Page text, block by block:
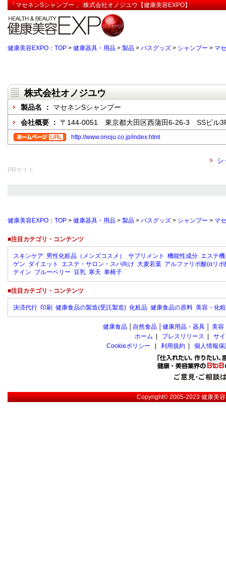
「マセネンSシャンプー 」:株式会社オノジユウ【健康美容EXPO】
健康美容EXPO：TOP > 健康器具・用品 > 製品 > バスグッズ > シャンプー > マ
株式会社オノジユウ
製品名 ： マセネンSシャンプー
会社概要 ： 〒144-0051 東京都大田区西蒲田6-26-3 SSビル
http://www.onoju.co.jp/index.html
シ
PRサイト
健康美容EXPO：TOP > 健康器具・用品 > 製品 > バスグッズ > シャンプー > マ
■注目カテゴリ・コンテンツ
スキンケア 男性化粧品（メンズコスメ） サプリメント 機能性成分 エステ
ゲン ダイエット エステ・サロン・スパ向け 大麦若葉 アルファリポ酸(αリポ
テイン ブルーベリー 豆乳 寒天 車椅子
■注目カテゴリ・コンテンツ
決済代行 印刷 健康食品の製造(受託製造) 化粧品 健康食品の原料 美容・化
健康食品 自然食品 健康用品・器具 美容
ホーム
プレスリリース
サ
Cookieポリシー
利用規約 個人情報
Copyright© 2005-2023健康美